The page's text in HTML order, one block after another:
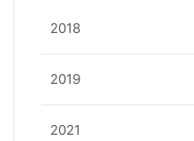
2018
2019
2021